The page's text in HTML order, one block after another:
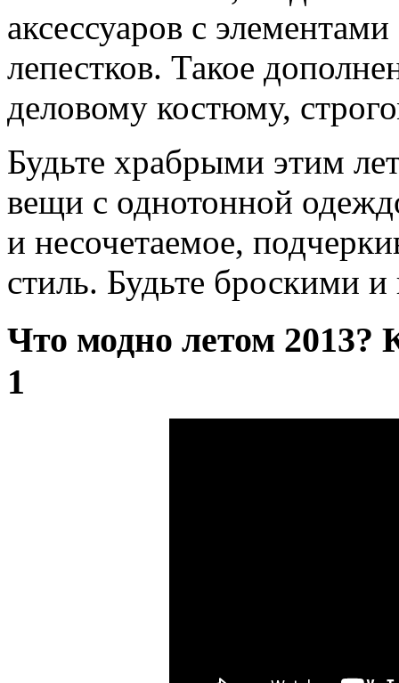
аксессуаров с
лепестков. Такое
деловому костюму,
Будьте храбрыми этим
вещи с однотонной
и несочетаемое,
стиль. Будьте броскими
Что модно летом
1